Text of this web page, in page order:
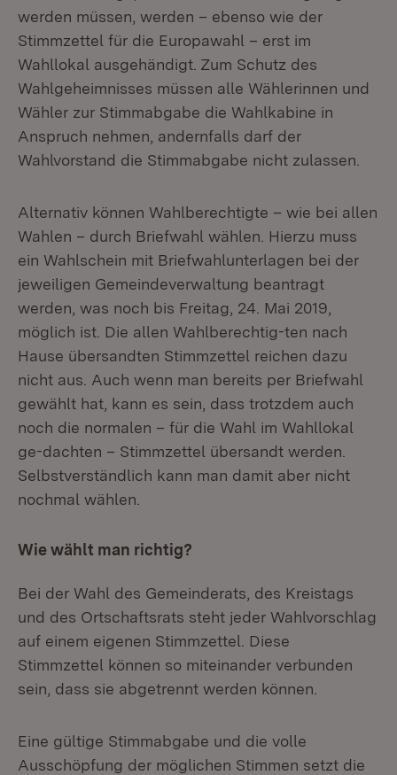
werden müssen, werden – ebenso wie der
Stimmzettel für die Europawahl – erst im
Wahllokal ausgehändigt. Zum Schutz des
Wahlgeheimnisses müssen alle Wählerinnen und
Wähler zur Stimmabgabe die Wahlkabine in
Anspruch nehmen, andernfalls darf der
Wahlvorstand die Stimmabgabe nicht zulassen.
Alternativ können Wahlberechtigte – wie bei allen
Wahlen – durch Briefwahl wählen. Hierzu muss
ein Wahlschein mit Briefwahlunterlagen bei der
jeweiligen Gemeindeverwaltung beantragt
werden, was noch bis Freitag, 24. Mai 2019,
möglich ist. Die allen Wahlberechtig-ten nach
Hause übersandten Stimmzettel reichen dazu
nicht aus. Auch wenn man bereits per Briefwahl
gewählt hat, kann es sein, dass trotzdem auch
noch die normalen – für die Wahl im Wahllokal
ge-dachten – Stimmzettel übersandt werden.
Selbstverständlich kann man damit aber nicht
nochmal wählen.
Wie wählt man richtig?
Bei der Wahl des Gemeinderats, des Kreistags
und des Ortschaftsrats steht jeder Wahlvorschlag
auf einem eigenen Stimmzettel. Diese
Stimmzettel können so miteinander verbunden
sein, dass sie abgetrennt werden können.
Eine gültige Stimmabgabe und die volle
Ausschöpfung der möglichen Stimmen setzt die